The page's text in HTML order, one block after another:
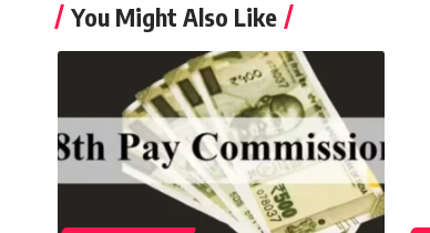
You Might Also Like